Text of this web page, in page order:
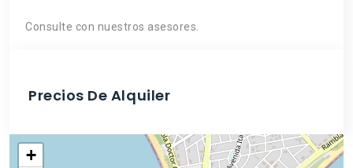
Consulte con nuestros asesores.
Precios De Alquiler
+